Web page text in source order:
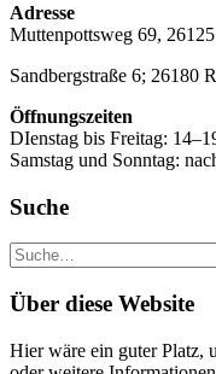
Adresse
Muttenpottsweg 69,
Sandbergstraße 6; 26180
Öffnungszeiten
DIenstag bis Freitag:
Samstag und Sonntag:
Suche
Suche
Über diese Website
Hier wäre ein guter Platz,